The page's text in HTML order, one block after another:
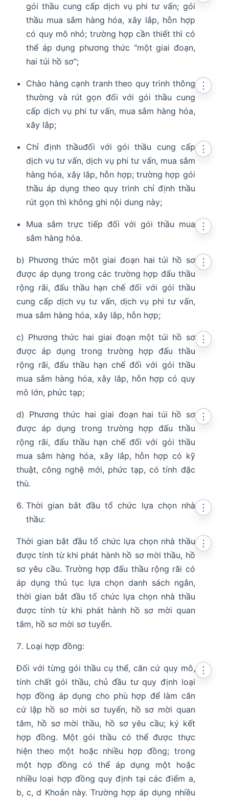
gói thầu cung cấp dịch vụ phi tư vấn; gói
thầu mua sắm hàng hóa, xây lắp, hỗn hợp
có quy mô nhỏ; trường hợp cần thiết thì có
thể áp dụng phương thức "một giai đoạn,
hai túi hồ sơ";
Chào hàng cạnh tranh theo quy trình thông
thường và rút gọn đối với gói thầu cung
cấp dịch vụ phi tư vấn, mua sắm hàng hóa,
xây lắp;
⋮
Chỉ định thầuđối với gói thầu cung cấp
dịch vụ tư vấn, dịch vụ phi tư vấn, mua sắm
hàng hóa, xây lắp, hỗn hợp; trường hợp gói
thầu áp dụng theo quy trình chỉ định thầu
rút gọn thì không ghi nội dung này;
⋮
Mua sắm trực tiếp đối với gói thầu mua
sắm hàng hóa.
⋮
b) Phương thức một giai đoạn hai túi hồ sơ
được áp dụng trong các trường hợp đấu thầu
rộng rãi, đấu thầu hạn chế đối với gói thầu
cung cấp dịch vụ tư vấn, dịch vụ phi tư vấn,
mua sắm hàng hóa, xây lắp, hỗn hợp;
⋮
c) Phương thức hai giai đoạn một túi hồ sơ
được áp dụng trong trường hợp đấu thầu
rộng rãi, đấu thầu hạn chế đối với gói thầu
mua sắm hàng hóa, xây lắp, hỗn hợp có quy
mô lớn, phức tạp;
⋮
d) Phương thức hai giai đoạn hai túi hồ sơ
được áp dụng trong trường hợp đấu thầu
rộng rãi, đấu thầu hạn chế đối với gói thầu
mua sắm hàng hóa, xây lắp, hỗn hợp có kỹ
thuật, công nghệ mới, phức tạp, có tính đặc
thù.
⋮
Thời gian bắt đầu tổ chức lựa chọn nhà
thầu:
⋮
Thời gian bắt đầu tổ chức lựa chọn nhà thầu
được tính từ khi phát hành hồ sơ mời thầu, hồ
sơ yêu cầu. Trường hợp đấu thầu rộng rãi có
áp dụng thủ tục lựa chọn danh sách ngắn,
thời gian bắt đầu tổ chức lựa chọn nhà thầu
được tính từ khi phát hành hồ sơ mời quan
tâm, hồ sơ mời sơ tuyển.
⋮
Loại hợp đồng:
Đối với từng gói thầu cụ thể, căn cứ quy mô,
tính chất gói thầu, chủ đầu tư quy định loại
hợp đồng áp dụng cho phù hợp để làm căn
cứ lập hồ sơ mời sơ tuyển, hồ sơ mời quan
tâm, hồ sơ mời thầu, hồ sơ yêu cầu; ký kết
hợp đồng. Một gói thầu có thể được thực
hiện theo một hoặc nhiều hợp đồng; trong
một hợp đồng có thể áp dụng một hoặc
nhiều loại hợp đồng quy định tại các điểm a,
b, c, d Khoản này. Trường hợp áp dụng nhiều
⋮